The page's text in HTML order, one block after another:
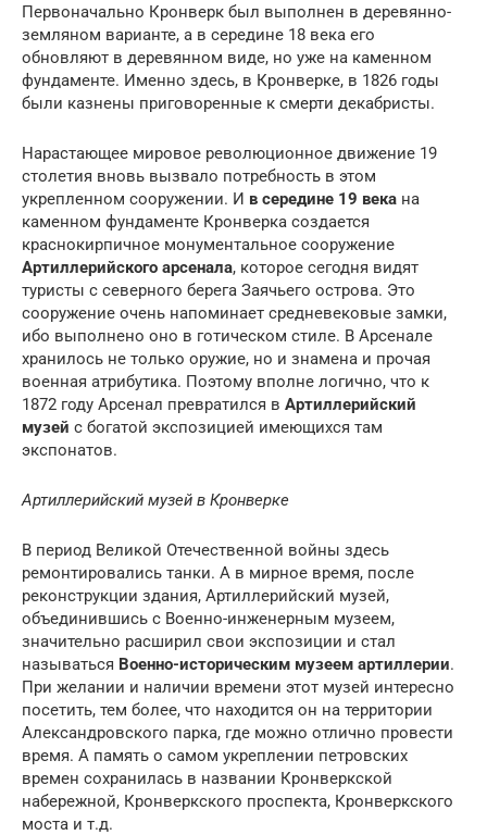
Первоначально Кронверк был выполнен в деревянно-
земляном варианте, а в середине 18 века его
обновляют в деревянном виде, но уже на каменном
фундаменте. Именно здесь, в Кронверке, в 1826 годы
были казнены приговоренные к смерти декабристы.
Нарастающее мировое революционное движение 19
столетия вновь вызвало потребность в этом
укрепленном сооружении. И в середине 19 века на
каменном фундаменте Кронверка создается
краснокирпичное монументальное сооружение
Артиллерийского арсенала, которое сегодня видят
туристы с северного берега Заячьего острова. Это
сооружение очень напоминает средневековые замки,
ибо выполнено оно в готическом стиле. В Арсенале
хранилось не только оружие, но и знамена и прочая
военная атрибутика. Поэтому вполне логично, что к
1872 году Арсенал превратился в Артиллерийский
музей с богатой экспозицией имеющихся там
экспонатов.
Артиллерийский музей в Кронверке
В период Великой Отечественной войны здесь
ремонтировались танки. А в мирное время, после
реконструкции здания, Артиллерийский музей,
объединившись с Военно-инженерным музеем,
значительно расширил свои экспозиции и стал
называться Военно-историческим музеем артиллерии.
При желании и наличии времени этот музей интересно
посетить, тем более, что находится он на территории
Александровского парка, где можно отлично провести
время. А память о самом укреплении петровских
времен сохранилась в названии Кронверкской
набережной, Кронверкского проспекта, Кронверкского
моста и т.д.